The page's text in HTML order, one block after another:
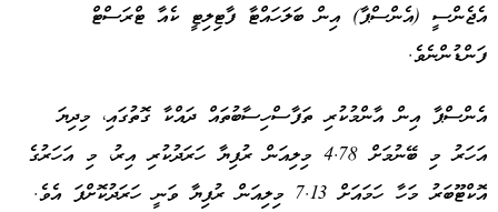
އެޖެންސީ (އެންސްޕާ) އިން ބަލަހައްޓާ ފާޓިލިޓީ ކެއާ ޓްރަސްޓް
ފަންޑުންނެވެ.
އެންސްޕާ އިން އާންމުކުރި ތަފާސްހިސާބުތައް ދައްކާ ގޮތުގައި، މިދިޔަ
އަހަރު މި ބޭނުމަށް 4.78 މިލިއަން ރުފިޔާ ހަރަދުކުރި އިރު، މި އަހަރުގެ
އޮކްޓޫބަރު މަހާ ހަމައަށް 7.13 މިލިއަން ރުފިޔާ ވަނީ ހަރަދުކޮށްފަ އެވެ.